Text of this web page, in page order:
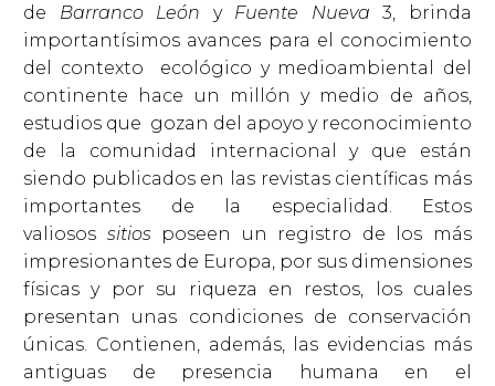
de
Barranco León y Fuente Nueva
3, brinda
importantísimos avances para el conocimiento
del contexto ecológico y medioambiental del
continente hace un millón y medio de años,
estudios que gozan del apoyo y reconocimiento
de la comunidad internacional y que están
siendo publicados en las revistas científicas más
importantes de la especialidad. Estos
valiosos sitios
poseen un registro de los más
impresionantes de Europa, por sus dimensiones
físicas y por su riqueza en restos, los cuales
presentan unas condiciones de conservación
únicas. Contienen, además, las evidencias más
antiguas de presencia humana en el